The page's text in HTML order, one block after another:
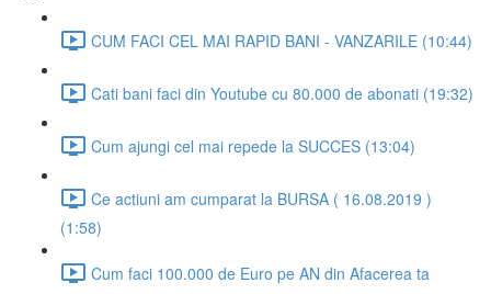
CUM FACI CEL MAI RAPID BANI - VANZARILE (10:44)
Cati bani faci din Youtube cu 80.000 de abonati (19:32)
Cum ajungi cel mai repede la SUCCES (13:04)
Ce actiuni am cumparat la BURSA ( 16.08.2019 )
(1:58)
Cum faci 100.000 de Euro pe AN din Afacerea ta